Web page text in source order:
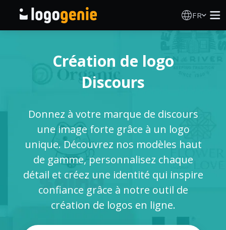
FR
Générateur de logo IA
Produits imprimés
À propos
Création de logo
Discours
Donnez à votre marque de discours
une image forte grâce à un logo
unique. Découvrez nos modèles haut
de gamme, personnalisez chaque
détail et créez une identité qui inspire
confiance grâce à notre outil de
création de logos en ligne.